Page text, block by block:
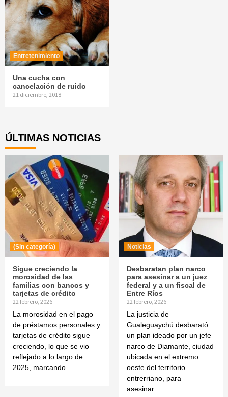
Entretenimiento
Una cucha con
cancelación de ruido
21 diciembre, 2018
ÚLTIMAS NOTICIAS
(Sin categoría)
Sigue creciendo la
morosidad de las
familias con bancos y
tarjetas de crédito
22 febrero, 2026
La morosidad en el pago
de préstamos personales y
tarjetas de crédito sigue
creciendo, lo que se vio
reflejado a lo largo de
2025, marcando...
Noticias
Desbaratan plan narco
para asesinar a un juez
federal y a un fiscal de
Entre Ríos
22 febrero, 2026
La justicia de
Gualeguaychú desbarató
un plan ideado por un jefe
narco de Diamante, ciudad
ubicada en el extremo
oeste del territorio
entrerriano, para
asesinar...